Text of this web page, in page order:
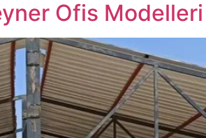
Ofis Modelleri